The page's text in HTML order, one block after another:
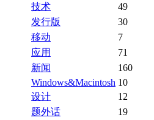
技术
49
发行版
30
移动
7
应用
71
新闻
160
Windows&Macintosh 10
设计
12
题外话
19